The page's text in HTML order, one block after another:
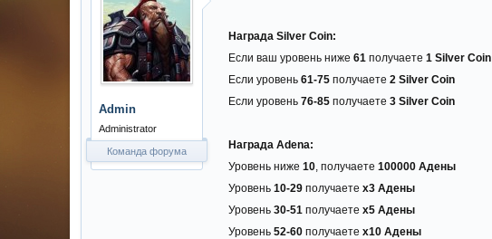
Admin
Administrator
Команда форума
Награда Silver Coin:
Если ваш уровень ниже 61 получаете 1 Silver Coin
Если уровень 61-75 получаете 2 Silver Coin
Если уровень 76-85 получаете 3 Silver Coin
Награда Adena:
Уровень ниже 10, получаете 100000 Адены
Уровень 10-29 получаете х3 Адены
Уровень 30-51 получаете х5 Адены
Уровень 52-60 получаете х10 Адены